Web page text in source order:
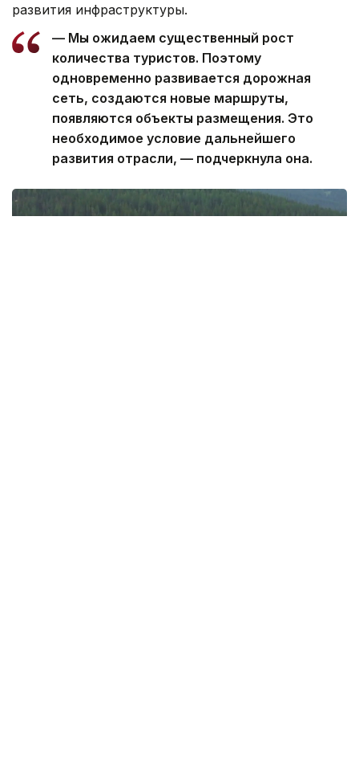
развития инфраструктуры.
— Мы ожидаем существенный рост
количества туристов. Поэтому
одновременно развивается дорожная
сеть, создаются новые маршруты,
появляются объекты размещения. Это
необходимое условие дальнейшего
развития отрасли, — подчеркнула она.